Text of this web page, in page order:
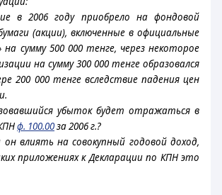
в 2006 году приобрело на фондовой
(акции), включенные в официальные
на сумму 500 000 тенге, через некоторое
на сумму 300 000 тенге образовался
200 000 тенге вследствие падения цен
убыток будет отражаться в
ф. 100.00за 2006 г.?
влиять на совокупный годовой доход,
приложениях к Декларации по КПН это